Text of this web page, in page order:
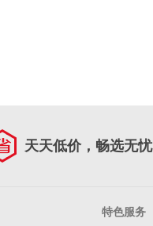
天天低价，畅选无忧
特色服务